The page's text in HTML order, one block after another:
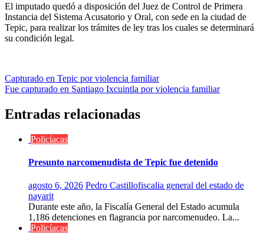
El imputado quedó a disposición del Juez de Control de Primera
Instancia del Sistema Acusatorio y Oral, con sede en la ciudad de
Tepic, para realizar los trámites de ley tras los cuales se determinará
su condición legal.
Navegación
de
entradas
Capturado en Tepic por violencia familiar
Fue capturado en Santiago Ixcuintla por violencia familiar
Entradas relacionadas
Policíacas
Presunto narcomenudista de Tepic fue detenido
agosto 6, 2026 Pedro Castillofiscalia general del estado de
nayarit
Durante este año, la Fiscalía General del Estado acumula
1,186 detenciones en flagrancia por narcomenudeo. La...
Policíacas